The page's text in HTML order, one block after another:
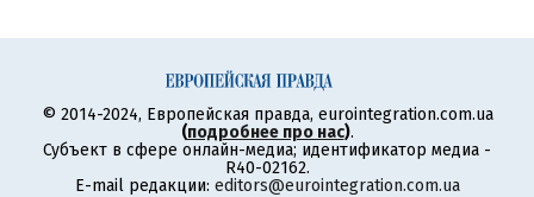
© 2014-2024, Европейская правда, eurointegration.com.ua
(подробнее про нас).
Субъект в сфере онлайн-медиа; идентификатор медиа -
R40-02162.
E-mail редакции: editors@eurointegration.com.ua